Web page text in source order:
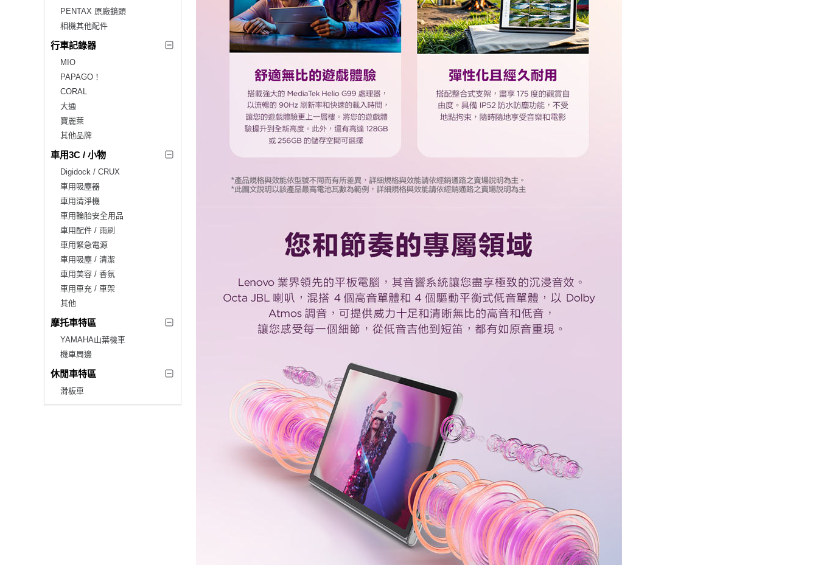
PENTAX 原廠鏡頭
相機其他配件
行車記錄器
MIO
PAPAGO！
CORAL
大通
寶麗萊
其他品牌
車用3C / 小物
Digidock / CRUX
車用吸塵器
車用清淨機
車用輪胎安全用品
車用配件 / 雨刷
車用緊急電源
車用吸塵 / 清潔
車用美容 / 香氛
車用車充 / 車架
其他
摩托車特區
YAMAHA山葉機車
機車周邊
休閒車特區
滑板車